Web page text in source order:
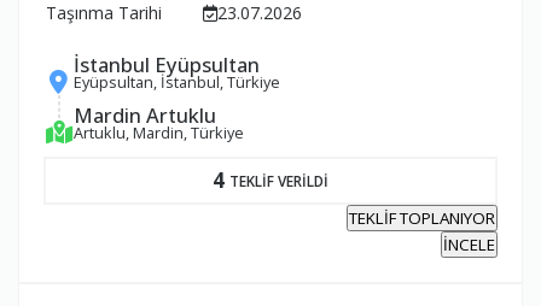
Taşınma Tarihi
23.07.2026
İstanbul Eyüpsultan
Eyüpsultan, İstanbul, Türkiye
Mardin Artuklu
Artuklu, Mardin, Türkiye
4 TEKLİF VERİLDİ
TEKLİF TOPLANIYOR
İNCELE